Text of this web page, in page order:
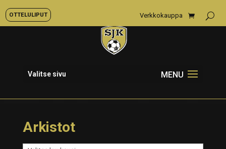
OTTELULIPUT Verkkokauppa
Valitse sivu
Arkistot